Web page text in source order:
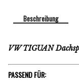
Beschreibung
VW TIGUAN
PASSEND FÜR: